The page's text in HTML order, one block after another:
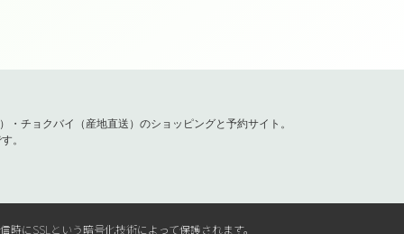
チョクバイ（産地直送）のショッピングと予約サイト。
。
にSSLという暗号化技術によって保護されます。